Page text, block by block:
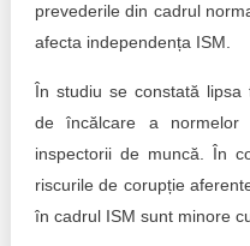
prevederile din cadrul
afecta independența ISM.
În studiu se constată lipsa
de încălcare a
inspectorii de muncă. În
riscurile de corupție
în cadrul ISM sunt minore